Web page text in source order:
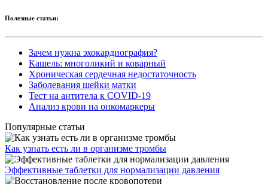
Полезные статьи:
Зачем нужна эхокардиография?
Кашель: многоликий и коварный
Хроническая сердечная недостаточность
Заболевания шейки матки
Тест на антитела к COVID-19
Анализ крови на онкомаркеры
Популярные статьи
Как узнать есть ли в организме тромбы
Эффективные таблетки для нормализации давления